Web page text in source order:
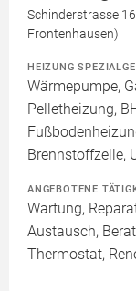
Schinderstrasse
Frontenhausen)
HEIZUNG
Wärmepumpe,
Pelletheizung,
Brennstoffzelle,
ANGEBOTENE
Wartung,
Austausch,
Thermostat,